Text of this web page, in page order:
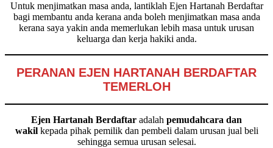
Untuk menjimatkan masa anda, lantiklah Ejen Hartanah Berdaftar
bagi membantu anda kerana anda boleh menjimatkan masa anda
kerana saya yakin anda memerlukan lebih masa untuk urusan
keluarga dan kerja hakiki anda.
PERANAN EJEN HARTANAH BERDAFTAR
TEMERLOH
Ejen Hartanah Berdaftar adalah pemudahcara dan
wakilkepada pihak pemilik dan pembeli dalam urusan jual beli
sehingga semua urusan selesai.